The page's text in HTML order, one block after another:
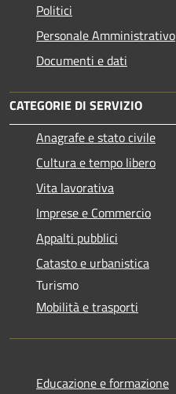
Politici
Personale Amministrativo
Documenti e dati
CATEGORIE DI SERVIZIO
Anagrafe e stato civile
Cultura e tempo libero
Vita lavorativa
Imprese e Commercio
Appalti pubblici
Catasto e urbanistica
Turismo
Mobilità e trasporti
Educazione e formazione